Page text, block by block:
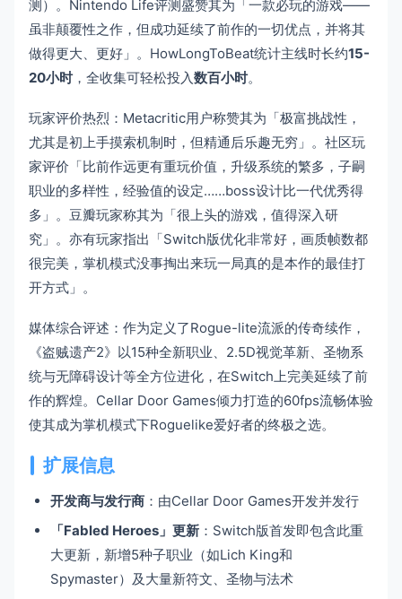
测）。Nintendo Life评测盛赞其为「一款必玩的游戏——
虽非颠覆性之作，但成功延续了前作的一切优点，并将其
做得更大、更好」。HowLongToBeat统计主线时长约15-
20小时，全收集可轻松投入数百小时。
玩家评价热烈：Metacritic用户称赞其为「极富挑战性，
尤其是初上手摸索机制时，但精通后乐趣无穷」。社区玩
家评价「比前作远更有重玩价值，升级系统的繁多，子嗣
职业的多样性，经验值的设定……boss设计比一代优秀得
多」。豆瓣玩家称其为「很上头的游戏，值得深入研
究」。亦有玩家指出「Switch版优化非常好，画质帧数都
很完美，掌机模式没事掏出来玩一局真的是本作的最佳打
开方式」。
媒体综合评述：作为定义了Rogue-lite流派的传奇续作，
《盗贼遗产2》以15种全新职业、2.5D视觉革新、圣物系
统与无障碍设计等全方位进化，在Switch上完美延续了前
作的辉煌。Cellar Door Games倾力打造的60fps流畅体验
使其成为掌机模式下Roguelike爱好者的终极之选。
扩展信息
开发商与发行商 ：由Cellar Door Games开发并发行
「Fabled Heroes」更新 ：Switch版首发即包含此重
大更新，新增5种子职业（如Lich King和
Spymaster）及大量新符文、圣物与法术